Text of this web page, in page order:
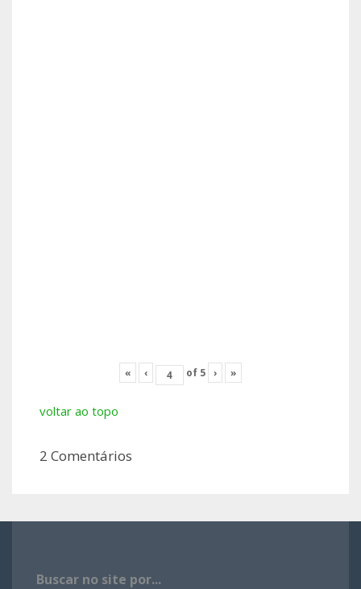
« ‹ of 5 › »
voltar ao topo
2 Comentários
Buscar no site por...